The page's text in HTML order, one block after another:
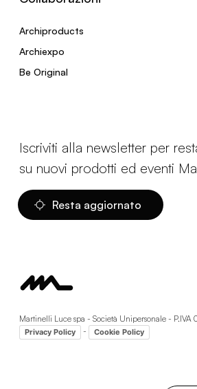
Archiproducts
Archiexpo
Be Original
Iscriviti alla newsletter per
su nuovi prodotti ed eventi
Resta aggiornato
Martinelli Luce spa - Società Unipersonale -
Privacy Policy - Cookie Policy